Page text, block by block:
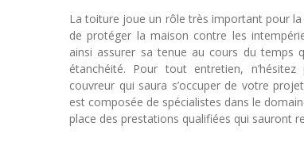
La toiture joue un rôle très important pour
de protéger la maison contre les
ainsi assurer sa tenue au cours du
étanchéité. Pour tout entretien,
couvreur qui saura s’occuper de votre
est composée de spécialistes dans le
place des prestations qualifiées qui sauront